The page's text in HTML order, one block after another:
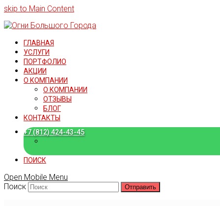
skip to Main Content
ГЛАВНАЯ
УСЛУГИ
ПОРТФОЛИО
АКЦИИ
О КОМПАНИИ
О КОМПАНИИ
ОТЗЫВЫ
БЛОГ
КОНТАКТЫ
+7 (812) 424-43-45
ПОИСК
Open Mobile Menu
Поиск
Отправить